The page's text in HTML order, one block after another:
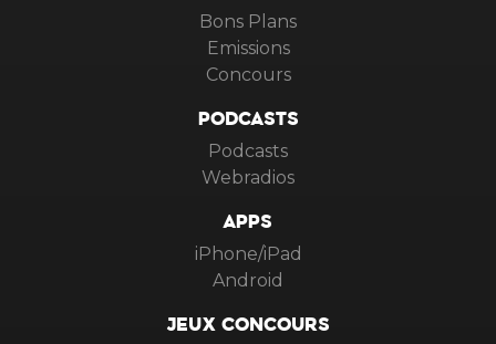
Bons Plans
Emissions
Concours
PODCASTS
Podcasts
Webradios
APPS
iPhone/iPad
Android
JEUX CONCOURS